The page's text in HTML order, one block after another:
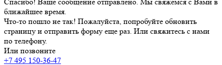
ближайшее время.
Что-то пошло не так! Пожалуйста, попробуйте обновить
страницу и отправить форму еще раз. Или свяжитесь с нами
по телефону.
Или позвоните
+7 495 150-36-47